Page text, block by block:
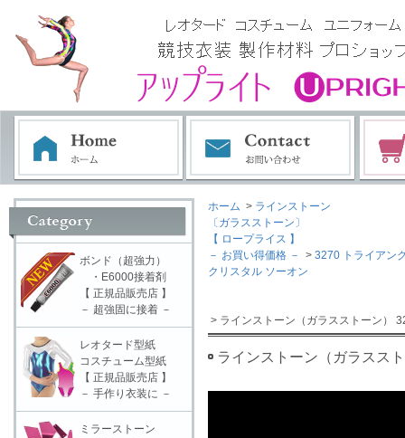
ホーム > ラインストーン
〔ガラスストーン〕
【 ロープライス 】
－ お買い得価格 －
> 3270 トライアン
クリスタル ソーオン
> ラインストーン（ガラスストーン）
ラインストーン（ガラスス
ボンド（超強力）
・E6000接着剤
【 正規品販売店 】
－ 超強固に接着 －
レオタード型紙
コスチューム型紙
【 正規品販売店 】
－ 手作り衣装に －
ミラーストーン